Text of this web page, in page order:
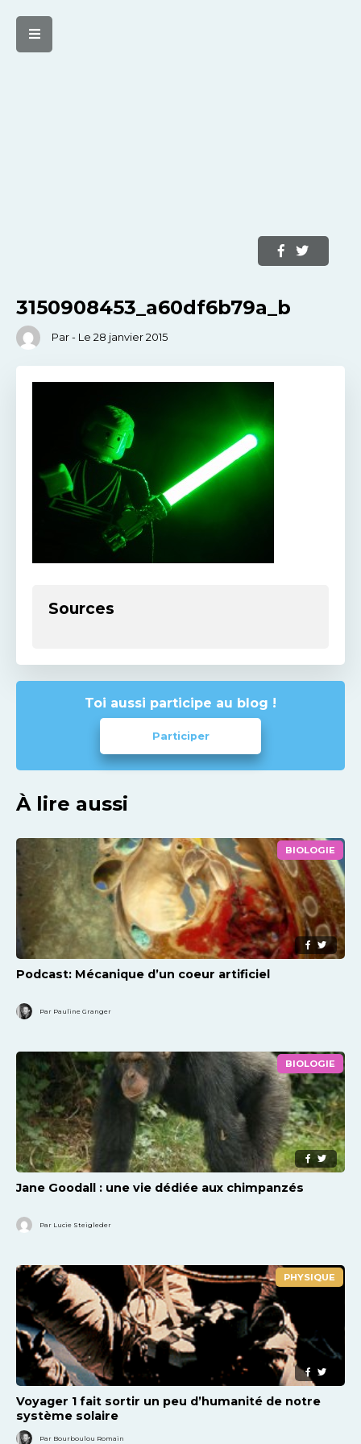
3150908453_a60df6b79a_b
Par - Le 28 janvier 2015
Sources
Toi aussi participe au blog !
Participer
À lire aussi
BIOLOGIE
Podcast: Mécanique d’un coeur artificiel
Par Pauline Granger
BIOLOGIE
Jane Goodall : une vie dédiée aux chimpanzés
Par Lucie Steigleder
PHYSIQUE
Voyager 1 fait sortir un peu d’humanité de notre
système solaire
Par Bourboulou Romain